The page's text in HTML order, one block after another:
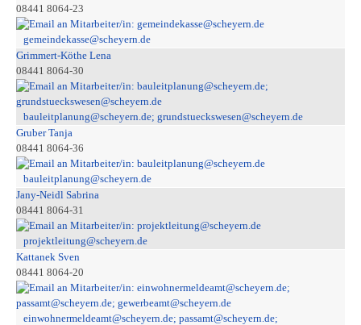
08441 8064-23
gemeindekasse@scheyern.de
Grimmert-Köthe Lena
08441 8064-30
bauleitplanung@scheyern.de; grundstueckswesen@scheyern.de
Gruber Tanja
08441 8064-36
bauleitplanung@scheyern.de
Jany-Neidl Sabrina
08441 8064-31
projektleitung@scheyern.de
Kattanek Sven
08441 8064-20
einwohnermeldeamt@scheyern.de; passamt@scheyern.de;